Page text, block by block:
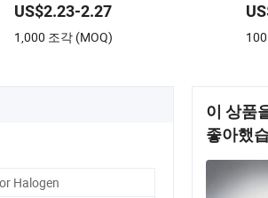
US$2.23-2.27
1,000 조각 (MOQ)
Halogen
이 상품
좋아했